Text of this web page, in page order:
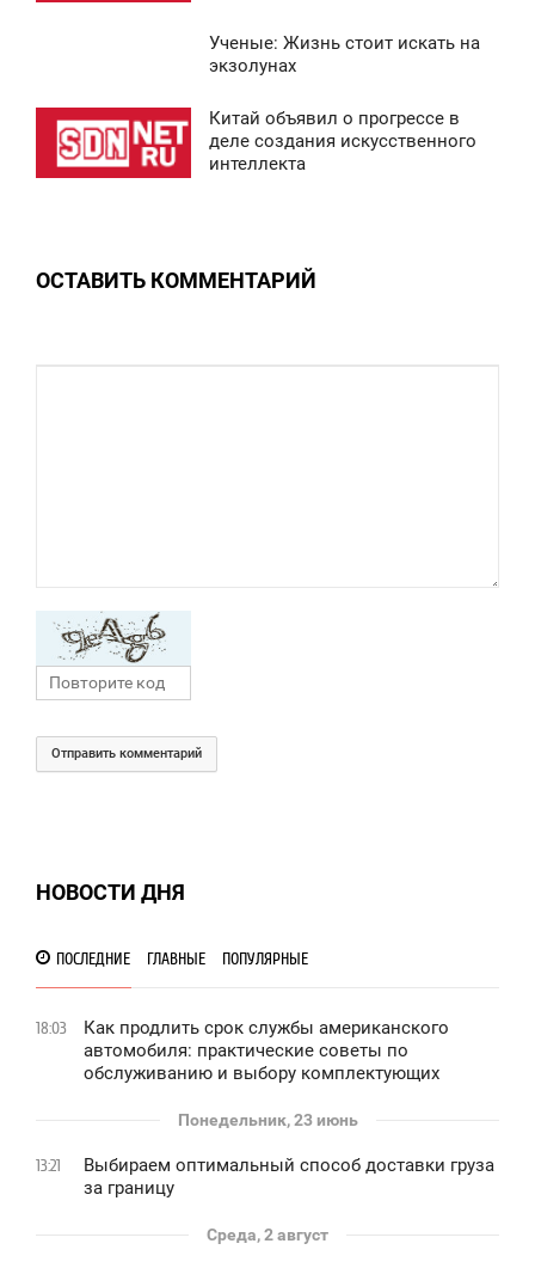
Ученые: Жизнь стоит искать на
экзолунах
Китай объявил о прогрессе в
деле создания искусственного
интеллекта
ОСТАВИТЬ КОММЕНТАРИЙ
Отправить комментарий
НОВОСТИ ДНЯ
ПОСЛЕДНИЕ ГЛАВНЫЕ ПОПУЛЯРНЫЕ
18:03
Как продлить срок службы американского
автомобиля: практические советы по
обслуживанию и выбору комплектующих
Понедельник, 23 июнь
13:21
Выбираем оптимальный способ доставки груза
за границу
Среда, 2 август